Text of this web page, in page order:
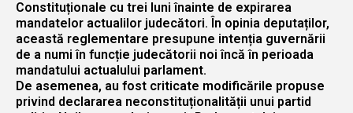
Constituționale cu trei luni înainte de expirarea
mandatelor actualilor judecători. În opinia deputaților,
această reglementare presupune intenția guvernării
de a numi în funcție judecătorii noi încă în perioada
mandatului actualului parlament.
De asemenea, au fost criticate modificările propuse
privind declararea neconstituționalității unui partid